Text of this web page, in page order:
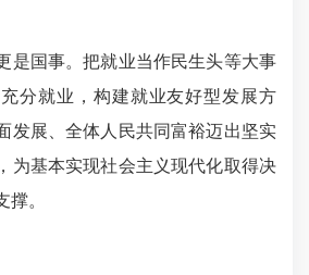
国事。把就业当作民生头等大事
分就业，构建就业友好型发展方
发展、全体人民共同富裕迈出坚实
为基本实现社会主义现代化取得决
撑。